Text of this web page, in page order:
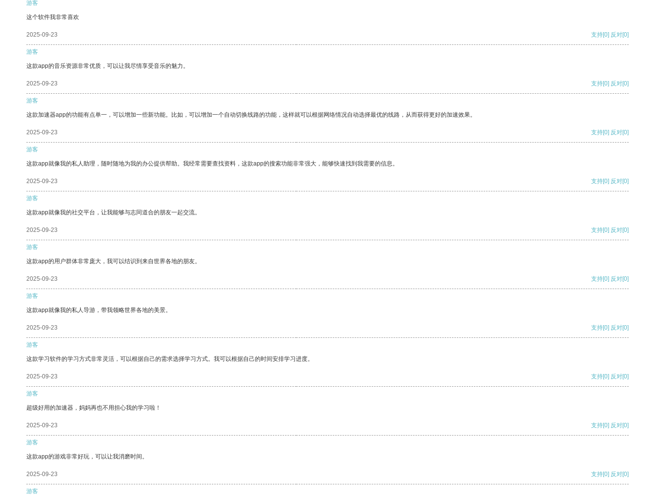
游客
这个软件我非常喜欢
2025-09-23 支持[0] 反对[0]
游客
这款app的音乐资源非常优质，可以让我尽情享受音乐的魅力。
2025-09-23 支持[0] 反对[0]
游客
这款加速器app的功能有点单一，可以增加一些新功能。比如，可以增加一个自动切换线路的功能，这样就可以根据网络情况自动选择最优的线路，从而获得更好的加速效果。
2025-09-23 支持[0] 反对[0]
游客
这款app就像我的私人助理，随时随地为我的办公提供帮助。我经常需要查找资料，这款app的搜索功能非常强大，能够快速找到我需要的信息。
2025-09-23 支持[0] 反对[0]
游客
这款app就像我的社交平台，让我能够与志同道合的朋友一起交流。
2025-09-23 支持[0] 反对[0]
游客
这款app的用户群体非常庞大，我可以结识到来自世界各地的朋友。
2025-09-23 支持[0] 反对[0]
游客
这款app就像我的私人导游，带我领略世界各地的美景。
2025-09-23 支持[0] 反对[0]
游客
这款学习软件的学习方式非常灵活，可以根据自己的需求选择学习方式。我可以根据自己的时间安排学习进度。
2025-09-23 支持[0] 反对[0]
游客
超级好用的加速器，妈妈再也不用担心我的学习啦！
2025-09-23 支持[0] 反对[0]
游客
这款app的游戏非常好玩，可以让我消磨时间。
2025-09-23 支持[0] 反对[0]
游客